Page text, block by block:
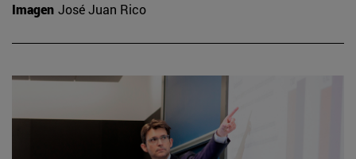
Imagen José Juan Rico